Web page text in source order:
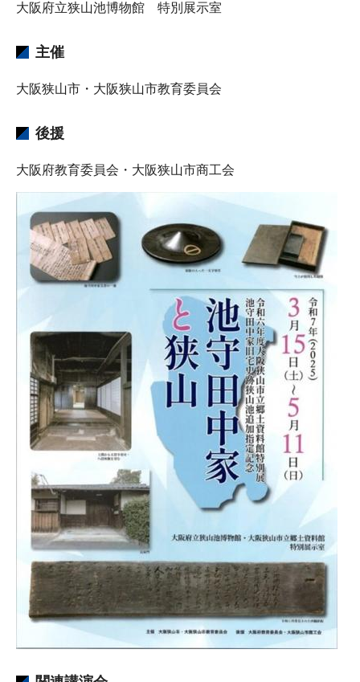
大阪府立狭山池博物館 特別展示室
主催
大阪狭山市・大阪狭山市教育委員会
後援
大阪府教育委員会・大阪狭山市商工会